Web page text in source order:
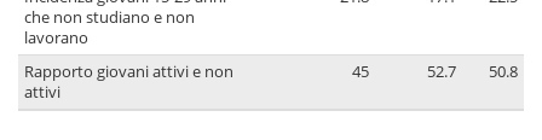
che non studiano e non
lavorano
Rapporto giovani attivi e non
attivi
45 52.7 50.8